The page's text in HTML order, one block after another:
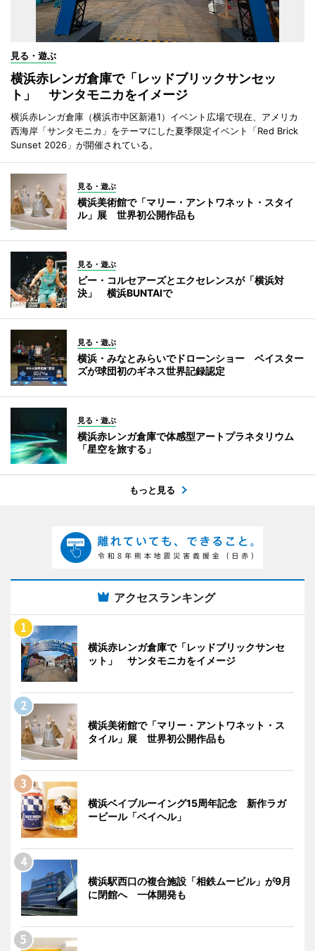
見る・遊ぶ
横浜赤レンガ倉庫で「レッドブリックサンセッ
ト」 サンタモニカをイメージ
横浜赤レンガ倉庫（横浜市中区新港1）イベント広場で現在、アメリカ
西海岸「サンタモニカ」をテーマにした夏季限定イベント「Red Brick
Sunset 2026」が開催されている。
見る・遊ぶ
横浜美術館で「マリー・アントワネット・スタイ
ル」展 世界初公開作品も
見る・遊ぶ
ビー・コルセアーズとエクセレンスが「横浜対
決」 横浜BUNTAIで
見る・遊ぶ
横浜・みなとみらいでドローンショー ベイスター
ズが球団初のギネス世界記録認定
見る・遊ぶ
横浜赤レンガ倉庫で体感型アートプラネタリウム
「星空を旅する」
もっと見る
アクセスランキング
横浜赤レンガ倉庫で「レッドブリックサンセ
ット」 サンタモニカをイメージ
横浜美術館で「マリー・アントワネット・ス
タイル」展 世界初公開作品も
横浜ベイブルーイング15周年記念 新作ラガ
ービール「ベイヘル」
横浜駅西口の複合施設「相鉄ムービル」が9月
に閉館へ 一体開発も